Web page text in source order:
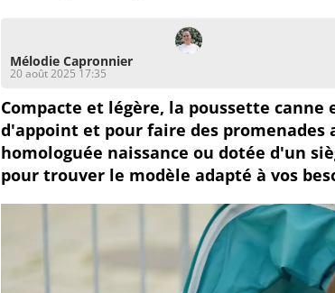
Mélodie Capronnier
20 août 2025 17:35
Compacte et légère, la poussette
d'appoint et pour faire des promenades
homologuée naissance ou dotée d'un
pour trouver le modèle adapté à vos